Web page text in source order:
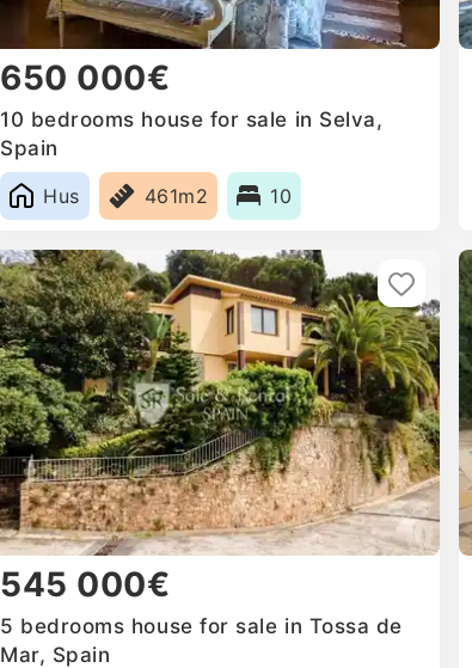
650 000€
10 bedrooms house for sale in Selva,
Spain
Hus
461m2 10
545 000€
5 bedrooms house for sale in Tossa de
Mar, Spain